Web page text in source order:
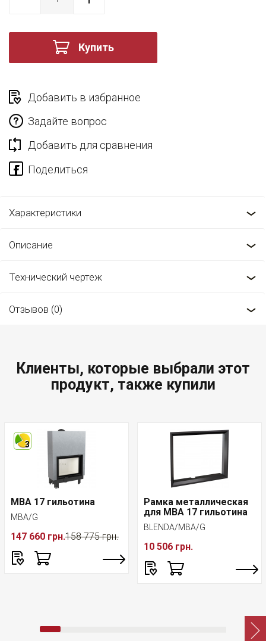
Купить
Добавить в избранное
Задайте вопрос
Добавить для сравнения
Характеристики
Описание
Технический чертеж
Отзывов (0)
Клиенты, которые выбрали этот
продукт, также купили
3
MBA 17 гильотина
MBA/G
147 660 грн.158 775 грн.
Рамка металлическая
для MBA 17 гильотина
BLENDA/MBA/G
10 506 грн.